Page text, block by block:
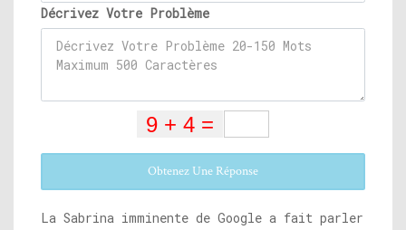
Décrivez Votre Problème
Obtenez Une Réponse
La Sabrina imminente de Google a fait parler